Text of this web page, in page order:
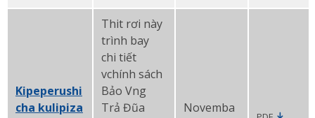
Kipeperushi
cha kulipiza
Thit rơi này
trình bay
chi tiết
vchính sách
Bảo Vng
Trả Đũa
Novemba